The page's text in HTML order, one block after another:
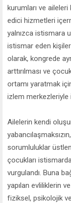
kurumları ve
edici hizmetleri
yalnızca istismara
istismar eden
olarak, kongrede
arttırılması ve
ortamı yaratmak
izlem merkezleriyle
Ailelerin kendi
sorumluluklar
çocukları
vurgulandı. Buna
yapılan evliliklerin
fiziksel, psikolojik